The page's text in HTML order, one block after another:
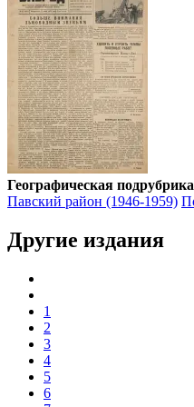
Географическая
Павский район (1946-1959)
Другие издания
1
2
3
4
5
6